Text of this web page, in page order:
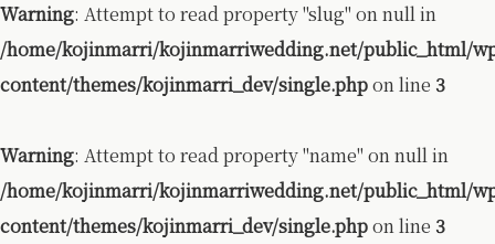
Warning: Attempt to read property "slug" on null in
/home/kojinmarri/kojinmarriwedding.net/public_html/
content/themes/kojinmarri_dev/single.phpon line 3
Warning: Attempt to read property "name" on null in
/home/kojinmarri/kojinmarriwedding.net/public_html/
content/themes/kojinmarri_dev/single.phpon line 3